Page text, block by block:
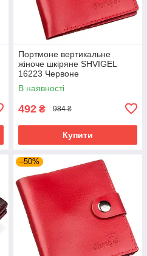
Портмоне вертикальне
жіноче шкіряне SHVIGEL
16223 Червоне
В наявності
492 ₴ 984 ₴
Купити
–50%